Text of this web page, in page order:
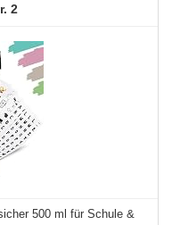
2
500 ml für Schule &